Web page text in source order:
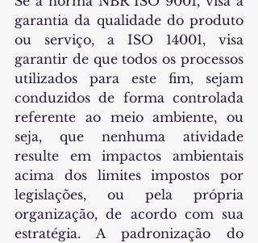
garantia da qualidade do produto
ou serviço, a ISO 14001, visa
garantir de que todos os processos
utilizados para este fim, sejam
conduzidos de forma controlada
referente ao meio ambiente, ou
seja, que nenhuma atividade
resulte em impactos ambientais
acima dos limites impostos por
legislações, ou pela própria
organização, de acordo com sua
estratégia. A padronização do